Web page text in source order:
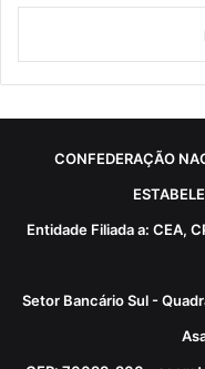
CONFEDERAÇÃO
Entidade Filiada a: CEA,
Setor Bancário Sul -